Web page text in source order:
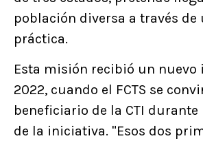
población diversa a través
práctica.
Esta misión recibió un nuevo
2022, cuando el FCTS se
beneficiario de la CTI durante
de la iniciativa. "Esos dos